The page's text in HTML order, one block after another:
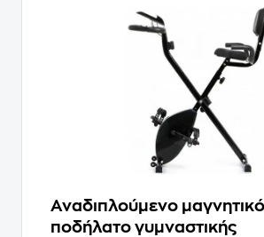
Αναδιπλούμενο μαγνητικό
ποδήλατο γυμναστικής